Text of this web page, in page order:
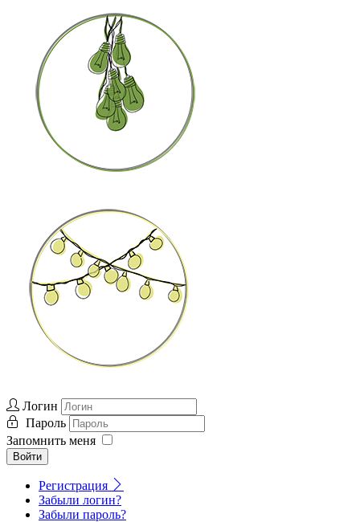
Логин
Пароль
Запомнить меня
Войти
Регистрация
Забыли логин?
Забыли пароль?